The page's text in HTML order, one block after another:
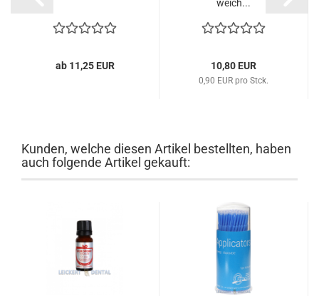
ab 11,25 EUR
weich...
10,80 EUR
0,90 EUR pro Stck.
Kunden, welche diesen Artikel bestellten, haben
auch folgende Artikel gekauft: